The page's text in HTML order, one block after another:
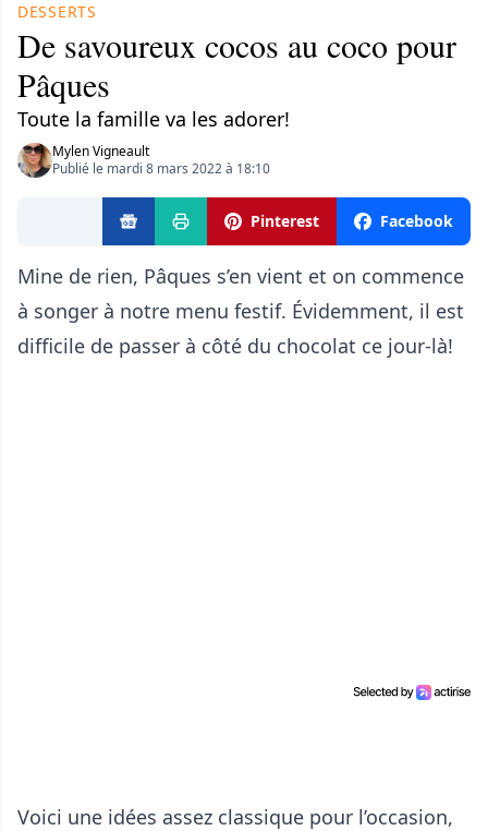
DESSERTS
De savoureux cocos au coco pour
Pâques
Toute la famille va les adorer!
Mylen Vigneault
Publié le mardi 8 mars 2022 à 18:10
Pinterest Facebook
Mine de rien, Pâques s’en vient et on commence
à songer à notre menu festif. Évidemment, il est
difficile de passer à côté du chocolat ce jour-là!
Voici une idées assez classique pour l’occasion,